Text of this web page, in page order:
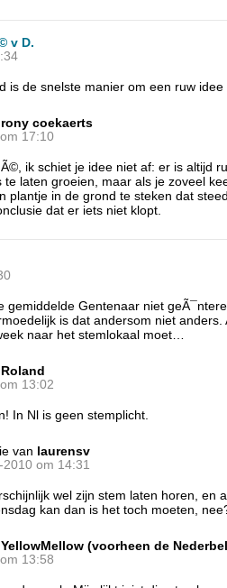
v D.
is de snelste manier om een ruw
rony coekaerts
17:10
ik schiet je idee niet af: er is altijd
te laten groeien, maar als je zoveel
plantje in de grond te steken dat
dat er iets niet klopt.
gemiddelde Gentenaar niet
is dat andersom niet anders.
naar het stemlokaal moet…
Roland
13:02
In Nl is geen stemplicht.
van laurensv
2010 om 14:31
wel zijn stem laten horen, en
kan dan is het toch moeten,
YellowMellow (voorheen de
13:58